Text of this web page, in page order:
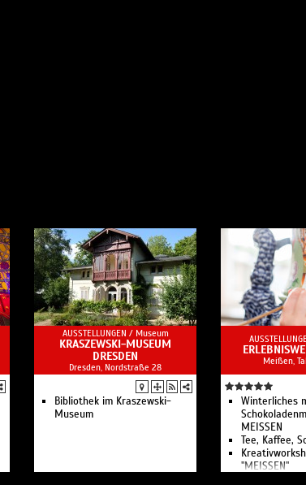
AUSSTELLUNGEN / Museum
KRASZEWSKI-MUSEUM
DRESDEN
Dresden, Nordstraße 28
Bibliothek im Kraszewski-
Museum
Meißen,
Winterliches
MEISSEN
Tee, Kaffee,
"MEISSEN"